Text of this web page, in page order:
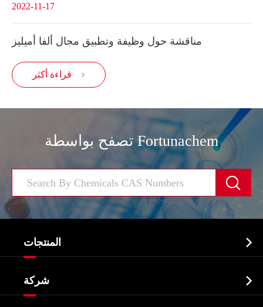
2022-11-17
مناقشة حول وظيفة وتطبيق مجال ألفا أميليز
قراءة أكثر 
تصفح بواسطة Fortunachem

المنتجات 
الصيدلانية وسيطة
شركة 